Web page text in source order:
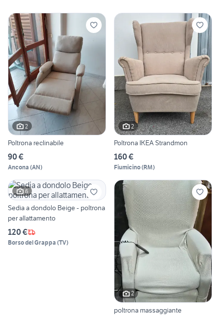
2
Poltrona reclinabile
90 €
Ancona (AN)
2
Poltrona IKEA Strandmon
160 €
Fiumicino(RM)
6
Sedia a dondolo Beige - poltrona
per allattamento
120 €
Borso del Grappa (TV)
2
poltrona massaggiante